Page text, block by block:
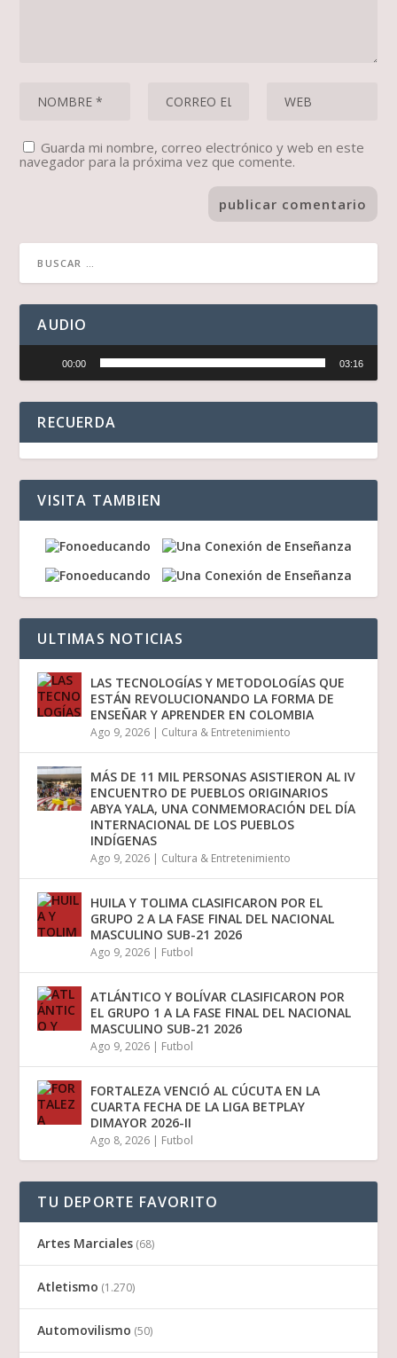
Guarda mi nombre, correo electrónico y web en este
navegador para la próxima vez que comente.
AUDIO
audio
00:00 03:16
RECUERDA
VISITA TAMBIEN
ULTIMAS NOTICIAS
LAS TECNOLOGÍAS Y METODOLOGÍAS QUE
ESTÁN REVOLUCIONANDO LA FORMA DE
ENSEÑAR Y APRENDER EN COLOMBIA
Ago 9, 2026 | Cultura & Entretenimiento
MÁS DE 11 MIL PERSONAS ASISTIERON AL IV
ENCUENTRO DE PUEBLOS ORIGINARIOS
ABYA YALA, UNA CONMEMORACIÓN DEL DÍA
INTERNACIONAL DE LOS PUEBLOS
INDÍGENAS
Ago 9, 2026 | Cultura & Entretenimiento
HUILA Y TOLIMA CLASIFICARON POR EL
GRUPO 2 A LA FASE FINAL DEL NACIONAL
MASCULINO SUB-21 2026
Ago 9, 2026 | Futbol
ATLÁNTICO Y BOLÍVAR CLASIFICARON POR
EL GRUPO 1 A LA FASE FINAL DEL NACIONAL
MASCULINO SUB-21 2026
Ago 9, 2026 | Futbol
FORTALEZA VENCIÓ AL CÚCUTA EN LA
CUARTA FECHA DE LA LIGA BETPLAY
DIMAYOR 2026-II
Ago 8, 2026 | Futbol
TU DEPORTE FAVORITO
Artes Marciales (68)
Atletismo (1.270)
Automovilismo (50)